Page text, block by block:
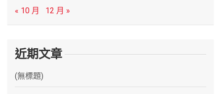
« 10 月
12 月 »
近期文章
(無標題)